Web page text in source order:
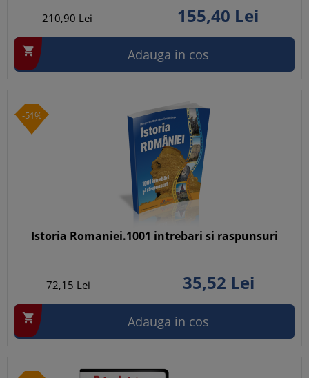
210,90Lei 155,40 Lei
 Adauga in cos
-51%
Istoria Romaniei.1001 intrebari si raspunsuri
72,15Lei 35,52 Lei
 Adauga in cos